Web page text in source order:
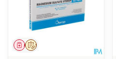
Sur prescription
Médicament